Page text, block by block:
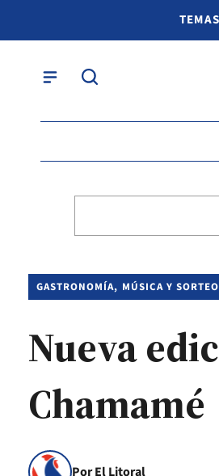
GASTRONOMÍA, MÚSICA Y
Nueva
Chamamé
Por El Litoral